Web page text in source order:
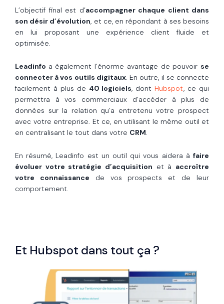
L’objectif final est d’accompagner chaque client dans
son désir d’évolution, et ce, en répondant à ses besoins
en lui proposant une expérience client fluide et
optimisée.
Leadinfo a également l’énorme avantage de pouvoir se
connecter à vos outils digitaux. En outre, il se connecte
facilement à plus de 40 logiciels, dont Hubspot, ce qui
permettra à vos commerciaux d’accéder à plus de
données sur la relation qu’a entretenu votre prospect
avec votre entreprise. Et ce, en utilisant le même outil et
en centralisant le tout dans votre CRM.
En résumé, Leadinfo est un outil qui vous aidera à faire
évoluer votre stratégie d’acquisition et à accroître
votre connaissance de vos prospects et de leur
comportement.
Et Hubspot dans tout ça ?